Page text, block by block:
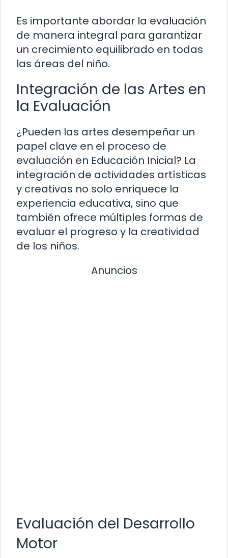
Es importante abordar la evaluación
de manera integral para garantizar
un crecimiento equilibrado en todas
las áreas del niño.
Integración de las Artes en
la Evaluación
¿Pueden las artes desempeñar un
papel clave en el proceso de
evaluación en Educación Inicial? La
integración de actividades artísticas
y creativas no solo enriquece la
experiencia educativa, sino que
también ofrece múltiples formas de
evaluar el progreso y la creatividad
de los niños.
Anuncios
Evaluación del Desarrollo
Motor